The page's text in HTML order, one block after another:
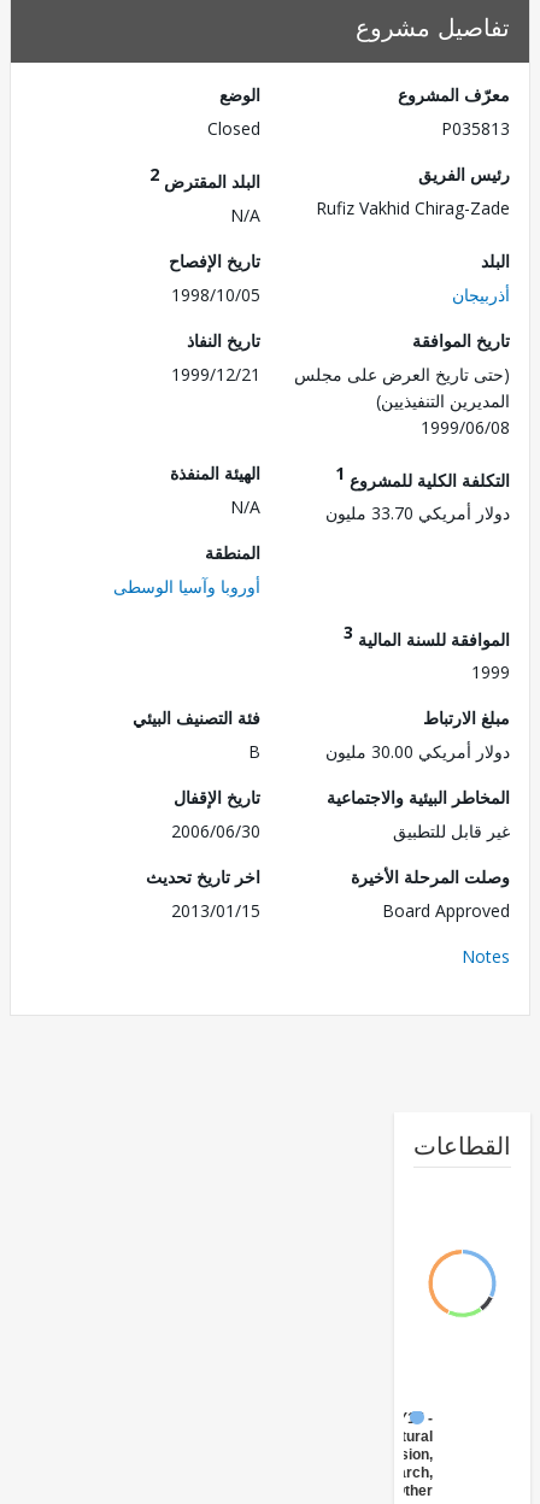
مشروع
المشروع
الفريق
Rufiz Vakhid Chirag-
البلد المقترض
N/A
تاريخ الإفصاح
1998/10/05
الموافقة
تاريخ العرض على مجلس
التنفيذيين)
1999/
تاريخ النفاذ
1999/12/21
الكلية للمشروع1
33.70 مليون
الهيئة المنفذة
أوروبا وآسيا الوسطى
للسنة المالية3
30.00 مليون
فئة التصنيف البيئي
البيئية والاجتماعية
للتطبيق
تاريخ الإقفال
2006/06/30
المرحلة الأخيرة
Board
اخر تاريخ تحديث
2013/01/15
Agricultural
Extension,
Research,
and Other